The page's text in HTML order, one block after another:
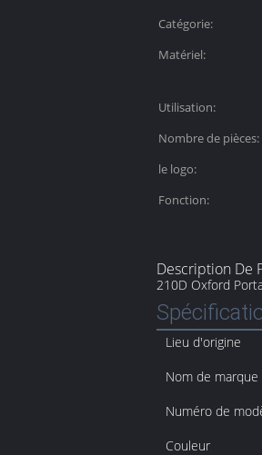
Catégorie:
Matériel:
Utilisation:
Nombre de pièces:
le logo:
Fonction:
Description De
210D Oxford
Lieu d'origine
Nom de marque
Numéro de
Couleur